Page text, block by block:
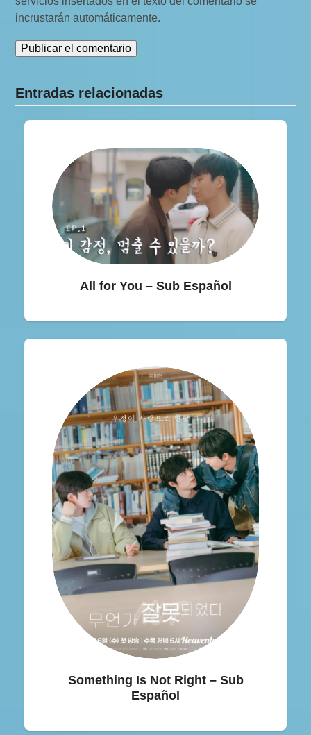
incrustarán automáticamente.
Entradas relacionadas
All for You – Sub Español
Something Is Not Right – Sub
Español